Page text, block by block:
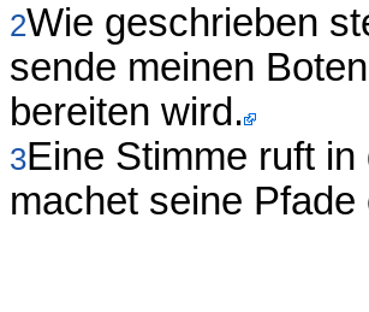
2Wie geschrieben
sende meinen
bereiten wird.
3Eine Stimme ruft
machet seine Pfade